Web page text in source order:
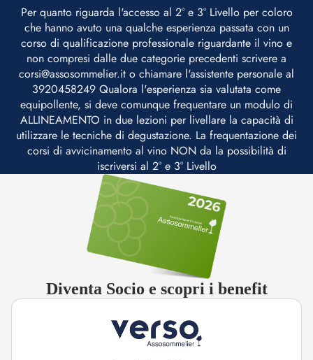
Per quanto riguarda l'accesso al 2° e 3° Livello per coloro
che hanno avuto una qualche esperienza passata con un
corso di qualificazione professionale riguardante il vino e
non compresi dalle due categorie precedenti scrivere a
corsi@assosommelier.it o chiamare l'assistente personale al
3920458249 Qualora l'esperienza sia valutata come
equipollente, si deve comunque frequentare un modulo di
ALLINEAMENTO in due lezioni per livellare la capacità di
utilizzare le tecniche di degustazione. La frequentazione dei
corsi di avvicinamento al vino NON da la possibilità di
iscriversi al 2° e 3° Livello
Diventa Socio e scopri i benefit